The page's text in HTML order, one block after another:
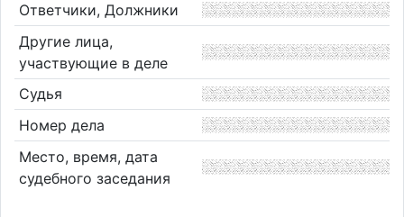
Ответчики, Должники
Другие лица,
участвующие в деле
Судья
Номер дела
Место, время, дата
судебного заседания